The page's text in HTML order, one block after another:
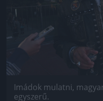
Imádok mulatni,
egyszerű.